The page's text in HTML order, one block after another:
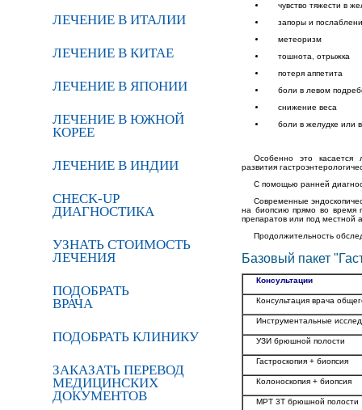
ЛЕЧЕНИЕ В ИТАЛИИ
ЛЕЧЕНИЕ В КИТАЕ
ЛЕЧЕНИЕ В ЯПОНИИ
ЛЕЧЕНИЕ В ЮЖНОЙ
КОРЕЕ
ЛЕЧЕНИЕ В ИНДИИ
CHECK-UP
ДИАГНОСТИКА
УЗНАТЬ СТОИМОСТЬ
ЛЕЧЕНИЯ
ПОДОБРАТЬ
ВРАЧА
ПОДОБРАТЬ КЛИНИКУ
ЗАКАЗАТЬ ПЕРЕВОД
МЕДИЦИНСКИХ
ДОКУМЕНТОВ
чувство тяжести в
запоры и
метеоризм
тошнота, отрыжка
потеря аппетита
боли в левом
снижение веса
боли в желудке или
Особенно это касается
развития гастроэнтерологи
С помощью ранней
Современные
на биопсию прямо во время
препаратов или под местной
Продолжительность
Базовый пакет
Консультации
Консультация врача
Инструментальные
УЗИ брюшной полости
Гастроскопия + биопсия
Колоноскопия + биопсия
МРТ 3T брюшной полости